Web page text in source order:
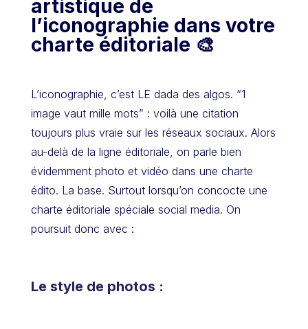
artistique de
l’iconographie dans votre
charte éditoriale 🎨
L’iconographie, c’est LE dada des algos. “1
image vaut mille mots” : voilà une citation
toujours plus vraie sur les réseaux sociaux. Alors
au-delà de la ligne éditoriale, on parle bien
évidemment photo et vidéo dans une charte
édito. La base. Surtout lorsqu’on concocte une
charte éditoriale spéciale social media. On
poursuit donc avec :
Le style de photos :